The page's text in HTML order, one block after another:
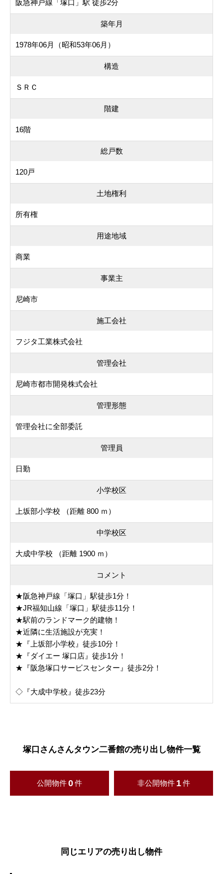
阪急神戸線「塚口」駅 徒歩2分
築年月
1978年06月（昭和53年06月）
構造
ＳＲＣ
階建
16階
総戸数
120戸
土地権利
所有権
用途地域
商業
事業主
尼崎市
施工会社
フジタ工業株式会社
管理会社
尼崎市都市開発株式会社
管理形態
管理会社に全部委託
管理員
日勤
小学校区
上坂部小学校 （距離 800 ｍ）
中学校区
大成中学校 （距離 1900 ｍ）
コメント
★阪急神戸線「塚口」駅徒歩1分！
★JR福知山線「塚口」駅徒歩11分！
★駅前のランドマーク的建物！
★近隣に生活施設が充実！
★『上坂部小学校』徒歩10分！
★『ダイエー 塚口店』徒歩1分！
★『阪急塚口サービスセンター』徒歩2分！
◇『大成中学校』徒歩23分
塚口さんさんタウン二番館の売り出し物件一覧
公開物件0件 非公開物件 1 件
同じエリアの売り出し物件